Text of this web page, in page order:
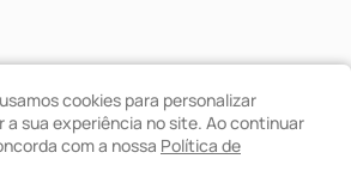
usamos cookies para personalizar
a sua experiência no site. Ao continuar
com a nossa Política de